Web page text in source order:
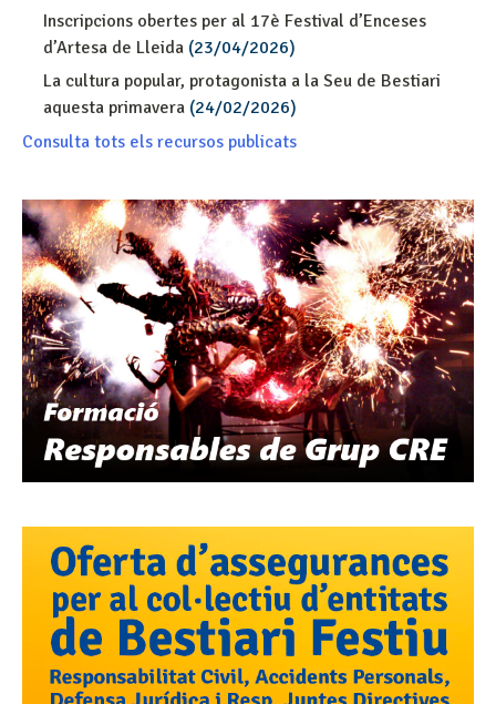
Inscripcions obertes per al 17è Festival d’Enceses
d’Artesa de Lleida (23/04/2026)
La cultura popular, protagonista a la Seu de Bestiari
aquesta primavera (24/02/2026)
Consulta tots els recursos publicats